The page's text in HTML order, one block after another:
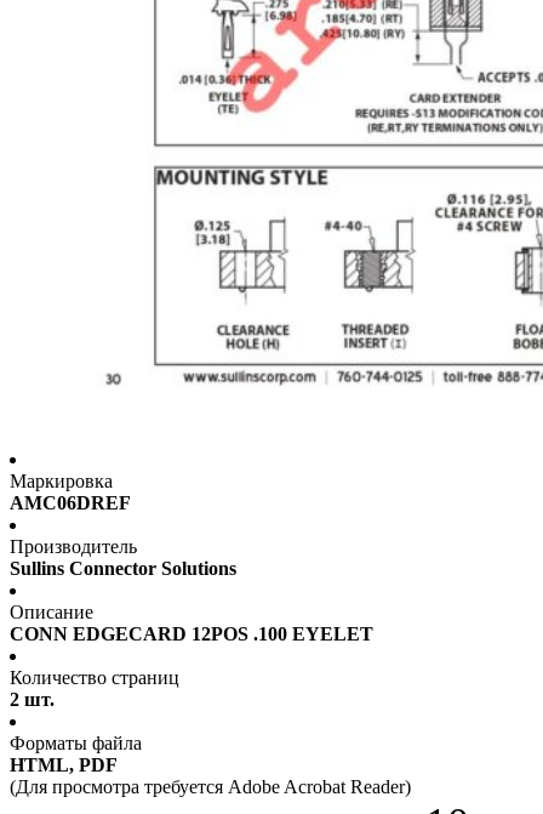
Маркировка
AMC06DREF
Производитель
Sullins Connector Solutions
Описание
CONN EDGECARD 12POS .100 EYELET
Количество страниц
2 шт.
Форматы файла
HTML, PDF
(Для просмотра требуется Adobe Acrobat Reader)